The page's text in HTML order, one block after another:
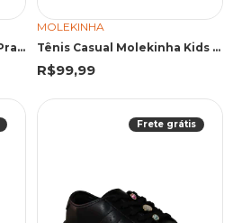
Sapatilha Molekinha Kids Prata Laço Frontal
MOLEKINHA
Tênis Casual Molekinha Kids Branco Tags
R$99,99
Frete grátis